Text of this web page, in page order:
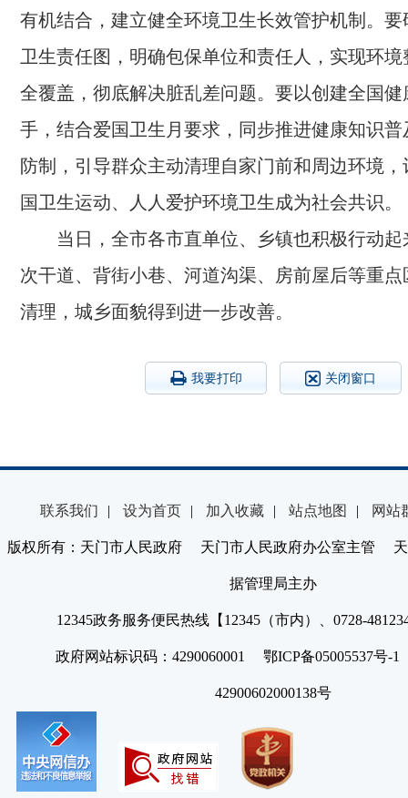
有机结合，建立健全环境卫生长效管护机制。
卫生责任图，明确包保单位和责任人，实现环
全覆盖，彻底解决脏乱差问题。要以创建全国健
手，结合爱国卫生月要求，同步推进健康知识
防制，引导群众主动清理自家门前和周边环境
国卫生运动、人人爱护环境卫生成为社会共识。
当日，全市各市直单位、乡镇也积极行动
次干道、背街小巷、河道沟渠、房前屋后等重
清理，城乡面貌得到进一步改善。
我要打印 关闭窗口
联系我们 | 设为首页 | 加入收藏 | 站点地图 | 网站
版权所有：天门市人民政府 天门市人民政府办公室主管 天
据管理局主办
12345政务服务便民热线【12345（市内）、0728-
政府网站标识码：4290060001 鄂ICP备05005537号
42900602000138号